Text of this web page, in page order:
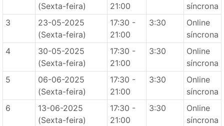
(Sexta-feira)
21:00
síncrona
3
23-05-2025
(Sexta-feira)
17:30 -
21:00
3:30
Online
síncrona
4
30-05-2025
(Sexta-feira)
17:30 -
21:00
3:30
Online
síncrona
5
06-06-2025
(Sexta-feira)
17:30 -
21:00
3:30
Online
síncrona
6
13-06-2025
(Sexta-feira)
17:30 -
21:00
3:30
Online
síncrona